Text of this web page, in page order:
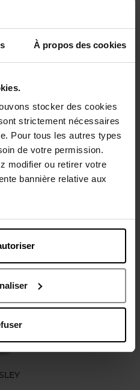
À propos des cookies
stocker des cookies
strictement nécessaires
Pour tous les autres types
de votre permission.
modifier ou retirer votre
bannière relative aux
?